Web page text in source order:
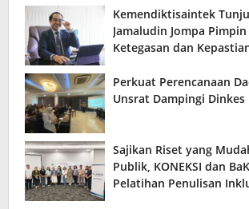
Kemendiktisaintek
Jamaludin Jompa
Ketegasan dan
Perkuat Perencanaan
Unsrat Dampingi
Sajikan Riset yang
Publik, KONEKSI dan
Pelatihan Penulisan